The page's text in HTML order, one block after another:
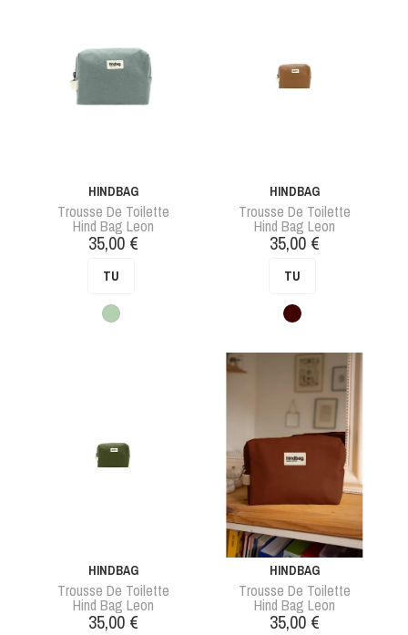
HINDBAG
Trousse De Toilette
Hind Bag Leon
Prix
35,00 €
TU
Vert
HINDBAG
Trousse De Toilette
Hind Bag Leon
Prix
35,00 €
TU
Marron
HINDBAG
Trousse De Toilette
Hind Bag Leon
Prix
35,00 €
HINDBAG
Trousse De Toilette
Hind Bag Leon
Prix
35,00 €